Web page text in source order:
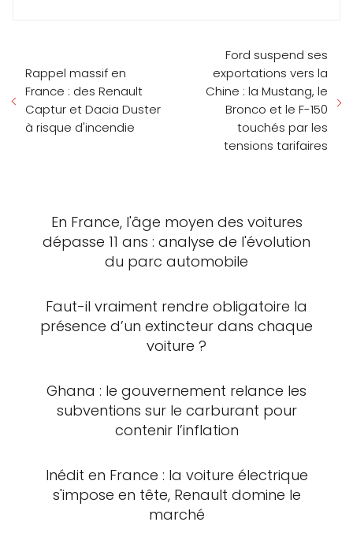
Rappel massif en
France : des Renault
Captur et Dacia Duster
à risque d'incendie
Ford suspend ses
exportations vers la
Chine : la Mustang, le
Bronco et le F-150
touchés par les
tensions tarifaires
En France, l'âge moyen des voitures
dépasse 11 ans : analyse de l'évolution
du parc automobile
Faut-il vraiment rendre obligatoire la
présence d’un extincteur dans chaque
voiture ?
Ghana : le gouvernement relance les
subventions sur le carburant pour
contenir l’inflation
Inédit en France : la voiture électrique
s'impose en tête, Renault domine le
marché